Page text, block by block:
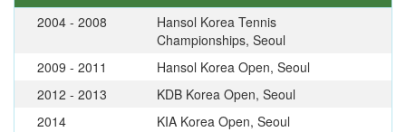
2004 - 2008
Hansol Korea Tennis
Championships, Seoul
2009 - 2011
Hansol Korea Open, Seoul
2012 - 2013
KDB Korea Open, Seoul
2014
KIA Korea Open, Seoul